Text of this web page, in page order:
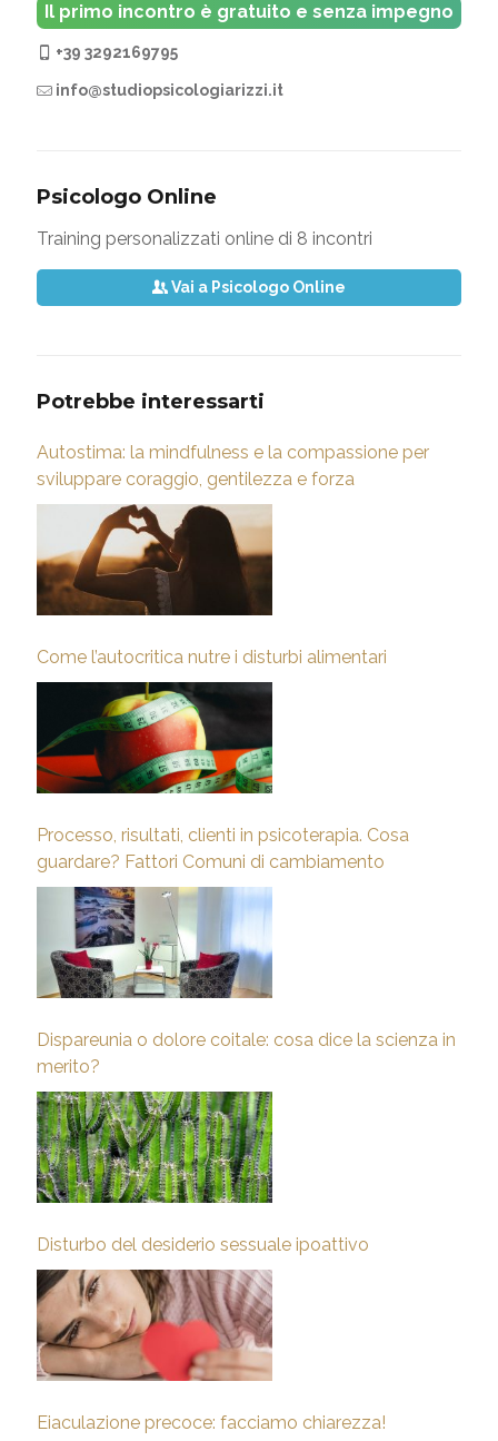
Il primo incontro è gratuito e senza impegno
+39 3292169795
info@studiopsicologiarizzi.it
Psicologo Online
Training personalizzati online di 8 incontri
Vai a Psicologo Online
Potrebbe interessarti
Autostima: la mindfulness e la compassione per
sviluppare coraggio, gentilezza e forza
Come l’autocritica nutre i disturbi alimentari
Processo, risultati, clienti in psicoterapia. Cosa
guardare? Fattori Comuni di cambiamento
Dispareunia o dolore coitale: cosa dice la scienza in
merito?
Disturbo del desiderio sessuale ipoattivo
Eiaculazione precoce: facciamo chiarezza!